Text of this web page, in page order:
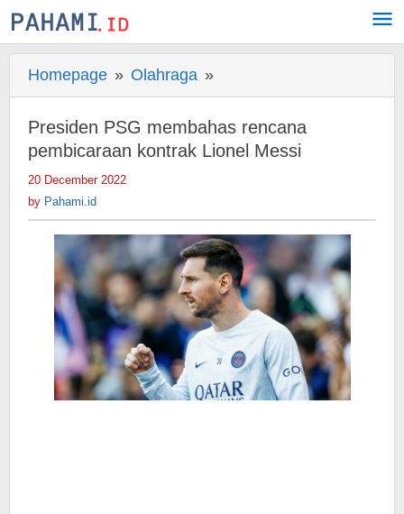
Skip
to
Homepage » Olahraga »
PSG
membahas
rencana
Lionel
Messi
Presiden PSG membahas rencana
pembicaraan kontrak Lionel Messi
20 December 2022
by Pahami.id